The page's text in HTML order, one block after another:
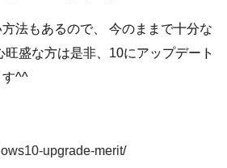
法もあるので、 今のままで十分な
盛な方は是非、10にアップデート
す^^
upgrade-merit/